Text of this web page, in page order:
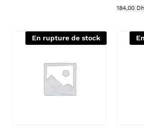
184,00
En rupture de stock